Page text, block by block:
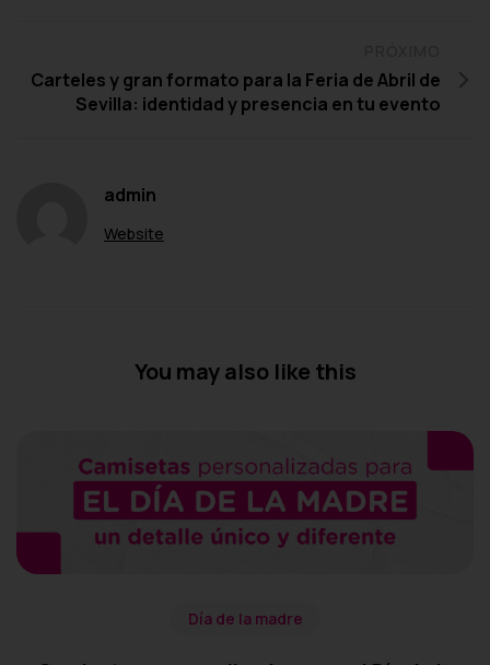
Carteles y gran formato para la Feria de Abril de
Sevilla: identidad y presencia en tu evento
admin
Website
You may also like this
Día de la madre